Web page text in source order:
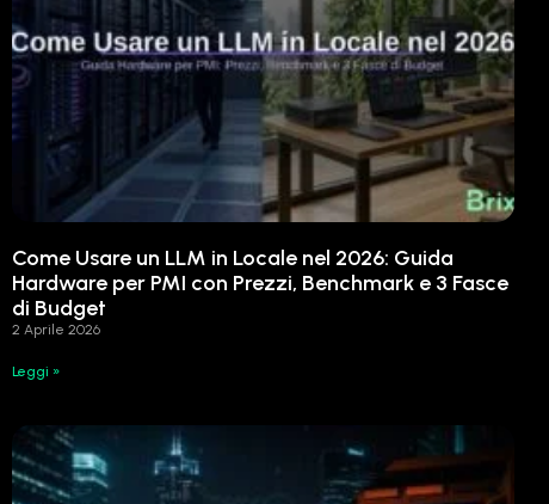
Come Usare un LLM in Locale nel 2026: Guida
Hardware per PMI con Prezzi, Benchmark e 3 Fasce
di Budget
2 Aprile 2026
Leggi »